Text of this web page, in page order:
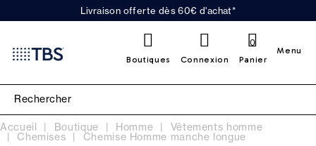
Livraison offerte dès 60€ d'achat*
Boutiques Connexion Panier
0
Menu
Accueil Boutique Homme Vêtements homme
Chemises Chemise Homme manche longue